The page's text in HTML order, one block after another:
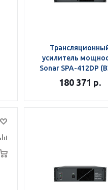
усилитель
Sonar SPA-412DP
180 371 р.